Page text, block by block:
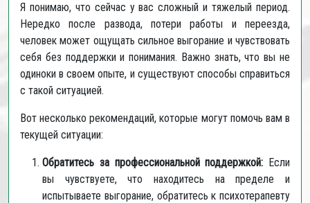
Я понимаю, что сейчас у вас сложный и тяжелый период.
Нередко после развода, потери работы и переезда,
человек может ощущать сильное выгорание и чувствовать
себя без поддержки и понимания. Важно знать, что вы не
одиноки в своем опыте, и существуют способы справиться
с такой ситуацией.
Вот несколько рекомендаций, которые могут помочь вам в
текущей ситуации:
Обратитесь за профессиональной поддержкой: Если
вы чувствуете, что находитесь на пределе и
испытываете выгорание, обратитесь к психотерапевту